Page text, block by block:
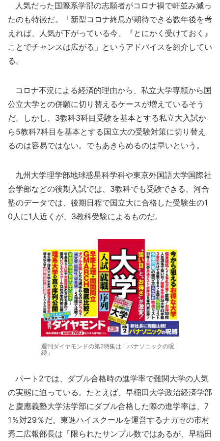
人気だった国際系学部の志願者がコロナ禍で軒並み減っ
たのも特徴だ。「新型コロナ終息が期待できる数年後を考
えれば、人気が下がっている今、『とにかく受けておく』
ことでチャンスは広がる」というアドバイスを紹介してい
る。
コロナ不況による経済的理由から、私立大学専願から国
公立大学との併願に切り替えるケースが増えているそう
だ。しかし、3教科3科目受験を基本とする私立大入試か
ら5教科7科目を基本とする国立大の受験対策に切り替え
るのは容易ではない。でもあきらめるのは早いという。
九州大学理学部地球惑星科学科や東京外国語大学国際社
会学部などの後期入試では、3教科でも受験できる。河合
塾のデータでは、後期日程で国立大に合格した受験生の1
0人に1人近くが、3教科受験によるものだ。
週刊ダイヤモンドの第2特集は「パナソニックの呪
縛」
パート2では、ダブル合格時の進学率で難関大学の人気
の実態に迫っている。たとえば、早稲田大学政治経済学部
と慶應義塾大学法学部にダブル合格した際の進学率は、7
1％対29％だ。東進ハイスクールを運営するナガセの市村
秀二広報部長は「限られたサンプル数ではあるが、早稲田